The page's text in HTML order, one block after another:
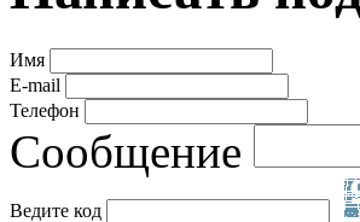
Имя
E-mail
Телефон
Сообщение
Ведите код